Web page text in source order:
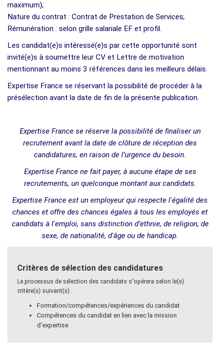
maximum);
Nature du contrat : Contrat de Prestation de Services;
Rémunération : selon grille salariale EF et profil.
Les candidat(e)s intéressé(e)s par cette opportunité sont
invité(e)s à soumettre leur CV et Lettre de motivation
mentionnant au moins 3 références dans les meilleurs délais.
Expertise France se réservant la possibilité de procéder à la
présélection avant la date de fin de la présente publication.
Expertise France se réserve la possibilité de finaliser un
recrutement avant la date de clôture de réception des
candidatures, en raison de l’urgence du besoin.
Expertise France ne fait payer, à aucune étape de ses
recrutements, un quelconque montant aux candidats.
Expertise France est un employeur qui respecte l'égalité des
chances et offre des chances égales à tous les employés et
candidats à l'emploi, sans distinction d’ethnie, de religion, de
sexe, de nationalité, d'âge ou de handicap.
Critères de sélection des candidatures
Le processus de sélection des candidats s'opérera selon le(s)
critère(s) suivant(s) :
Formation/compétences/expériences du candidat
Compétences du candidat en lien avec la mission
d’expertise